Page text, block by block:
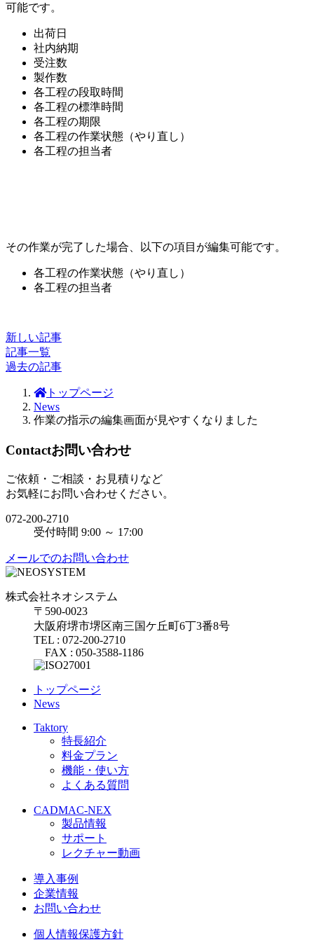
可能です。
出荷日
社内納期
受注数
製作数
各工程の段取時間
各工程の標準時間
各工程の期限
各工程の作業状態（やり直し）
各工程の担当者
その作業が完了した場合、以下の項目が編集可能です。
各工程の作業状態（やり直し）
各工程の担当者
新しい記事
記事一覧
過去の記事
トップページ
News
作業の指示の編集画面が見やすくなりました
Contactお問い合わせ
ご依頼・ご相談・お見積りなど
お気軽にお問い合わせください。
072-200-2710
受付時間 9:00 ～ 17:00
メールでのお問い合わせ
株式会社ネオシステム
〒590-0023
大阪府堺市堺区南三国ケ丘町6丁3番8号
TEL : 072-200-2710
FAX : 050-3588-1186
トップページ
News
Taktory
特長紹介
料金プラン
機能・使い方
よくある質問
CADMAC-NEX
製品情報
サポート
レクチャー動画
導入事例
企業情報
お問い合わせ
個人情報保護方針